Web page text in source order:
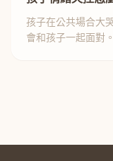
孩子在公共場合大
會和孩子一起面對